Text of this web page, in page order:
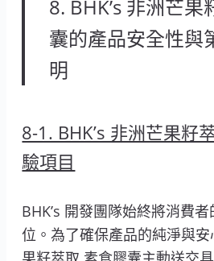
8. BHK’s 非洲芒
囊的產品安全性與
明
8-1. BHK’s 非洲芒果籽
驗項目
BHK’s 開發團隊始終將消費
位。為了確保產品的純淨與安